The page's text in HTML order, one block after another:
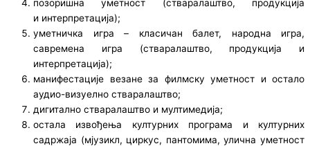
позоришна уметност (стваралаштво, продукција
и интерпретација);
уметничка игра – класичан балет, народна игра,
савремена игра (стваралаштво, продукција и
интерпретација);
манифестације везане за филмску уметност и остало
аудио-визуелно стваралаштво;
дигитално стваралаштво и мултимедија;
остала извођења културних програма и културних
садржаја (мјузикл, циркус, пантомима, улична уметност